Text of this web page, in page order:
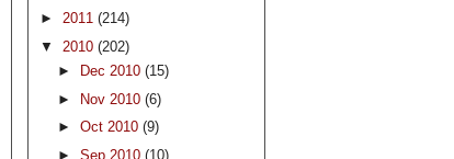
► 2011 (214)
▼ 2010 (202)
►
Dec 2010 (15)
► Nov 2010 (6)
► Oct 2010 (9)
► Sep 2010 (10)